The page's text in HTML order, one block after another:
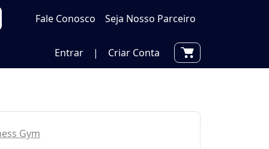
Fale Conosco Seja Nosso Parceiro
Entrar | Criar Conta
Gym